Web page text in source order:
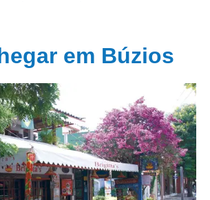
em Búzios